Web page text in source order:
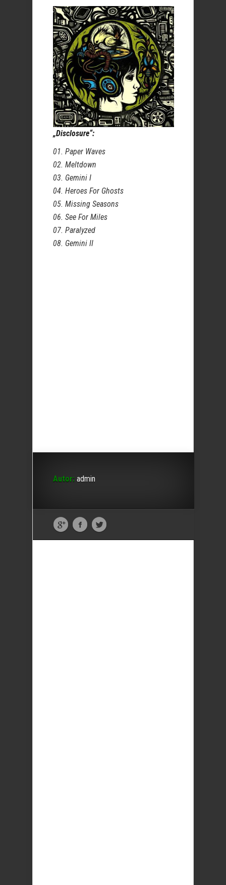
„Disclosure“:
01. Paper Waves
02. Meltdown
03. Gemini I
04. Heroes For Ghosts
05. Missing Seasons
06. See For Miles
07. Paralyzed
08. Gemini II
Autor: admin